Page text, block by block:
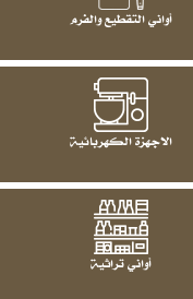
أواني التقطيع والفرم
الاجهزة الكهربائية
أواني تراثية